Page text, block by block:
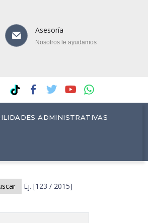
Asesoría
Nosotros le ayudamos
ADMINISTRATIVAS
Ej. [123 / 2015]